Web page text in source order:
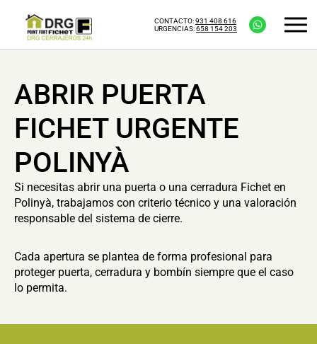
CONTACTO:931 408 616
URGENCIAS:658 154 203
ABRIR PUERTA
FICHET URGENTE
POLINYÀ
Si necesitas abrir una puerta o una cerradura Fichet en
Polinyà, trabajamos con criterio técnico y una valoración
responsable del sistema de cierre.
Cada apertura se plantea de forma profesional para
proteger puerta, cerradura y bombín siempre que el caso
lo permita.